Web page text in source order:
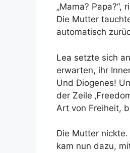
„Mama?
Die Mutter
automatisch
Lea setzte sich
erwarten, ihr
Und Diogenes!
der Zeile
Art von Freiheit,
Die Mutter
kam nun dazu,